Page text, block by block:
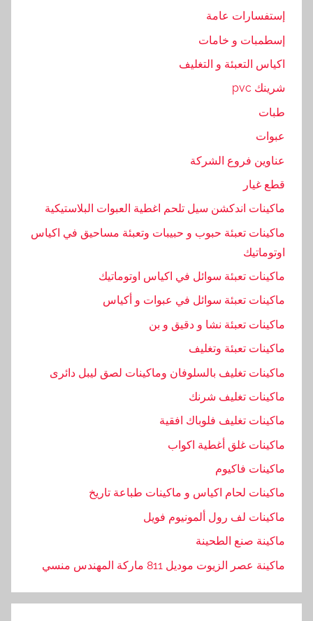
ا
ع
,
م
,
و
ع
ا
ه
إستفسارات عامة
إسطمبات و خامات
اكياس التعبئة و التغليف
شرينك pvc
طبات
عبوات
عناوين فروع الشركة
قطع غيار
ماكينات اندكشن سيل تلحم اغطية العبوات البلاستيكية
ماكينات تعبئة حبوب و حبيبات وتعبئة مساحيق في اكياس
اوتوماتيك
ماكينات تعبئة سوائل في اكياس اوتوماتيك
ماكينات تعبئة سوائل في عبوات و أكياس
ماكينات تعبئة نشا و دقيق و بن
ماكينات تعبئة وتغليف
ماكينات تغليف بالسلوفان وماكينات لصق ليبل دائرى
ماكينات تغليف شرنك
ماكينات تغليف فلوباك افقية
ماكينات غلق أغطية اكواب
ماكينات فاكيوم
ماكينات لحام اكياس و ماكينات طباعة تاريخ
ماكينات لف رول ألمونيوم فويل
ماكينة صنع الطحينة
ماكينة عصر الزيوت موديل 811 ماركة المهندس منسي